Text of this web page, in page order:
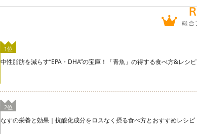
1位
中性脂肪を減らす“EPA・DHA”の宝庫！「青魚」の得する食べ方&レシピ
2位
なすの栄養と効果｜抗酸化成分をロスなく摂る食べ方とおすすめレシピ